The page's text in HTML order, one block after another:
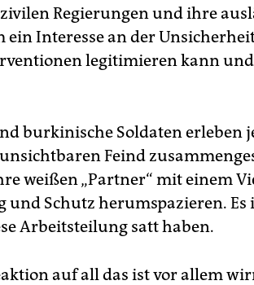
Regierungen und ihre
ein Interesse an der
legitimieren kann und
burkinische Soldaten erleben
Feind
weißen „Partner“ mit einem
und Schutz herumspazieren. Es
Arbeitsteilung satt haben.
auf all das ist vor allem